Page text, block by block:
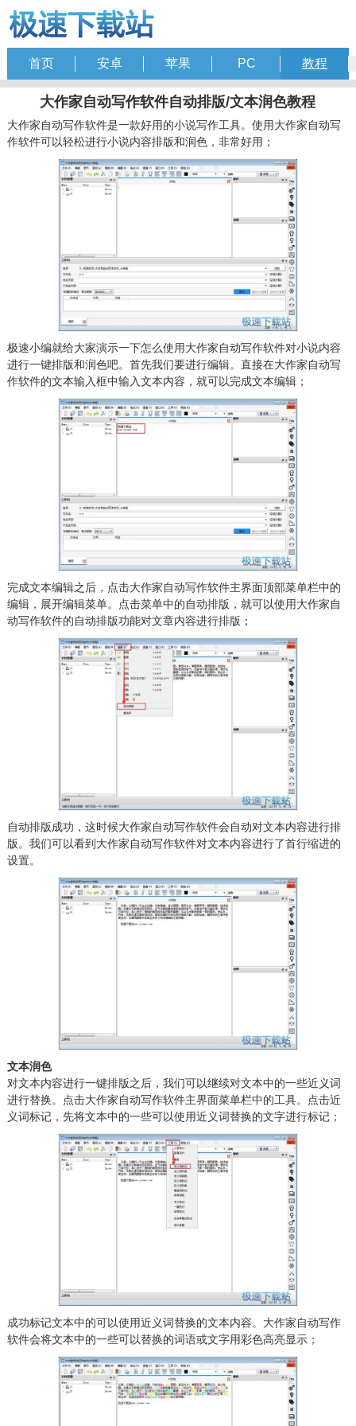
首页 安卓 苹果 PC 教程
大作家自动写作软件自动排版/文本润色教程
大作家自动写作软件是一款好用的小说写作工具。使用大作家自动写
作软件可以轻松进行小说内容排版和润色，非常好用；
极速小编就给大家演示一下怎么使用大作家自动写作软件对小说内容
进行一键排版和润色吧。首先我们要进行编辑。直接在大作家自动写
作软件的文本输入框中输入文本内容，就可以完成文本编辑；
完成文本编辑之后，点击大作家自动写作软件主界面顶部菜单栏中的
编辑，展开编辑菜单。点击菜单中的自动排版，就可以使用大作家自
动写作软件的自动排版功能对文章内容进行排版；
自动排版成功，这时候大作家自动写作软件会自动对文本内容进行排
版。我们可以看到大作家自动写作软件对文本内容进行了首行缩进的
设置。
文本润色
对文本内容进行一键排版之后，我们可以继续对文本中的一些近义词
进行替换。点击大作家自动写作软件主界面菜单栏中的工具。点击近
义词标记，先将文本中的一些可以使用近义词替换的文字进行标记；
成功标记文本中的可以使用近义词替换的文本内容。大作家自动写作
软件会将文本中的一些可以替换的词语或文字用彩色高亮显示；